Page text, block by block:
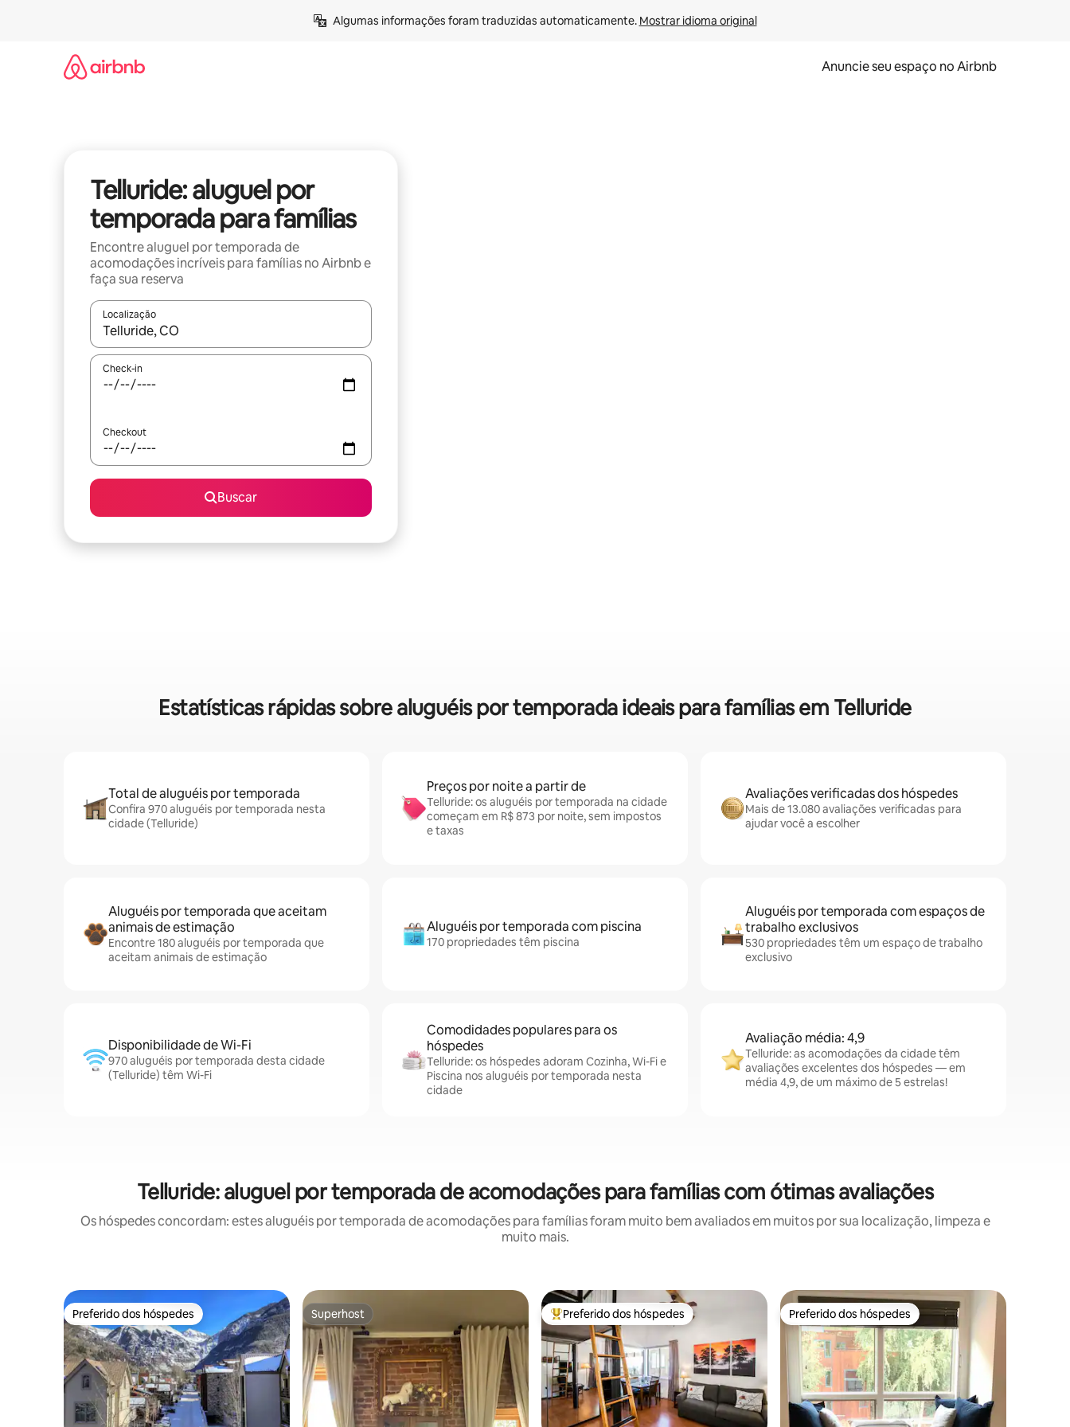
Algumas informações foram traduzidas automaticamente. Mostrar idioma original
Anuncie seu espaço no Airbnb
Telluride: aluguel por
temporada para famílias
Encontre aluguel por temporada de
acomodações incríveis para famílias no Airbnb e
faça sua reserva
Localização
Quando os resultados estiverem disponíveis, explore-os usando as seta para cima e para baixo do teclado ou tocando e deslizando o dedo na tela.
Check-in
Checkout
Buscar
Estatísticas rápidas sobre aluguéis por temporada ideais para famílias em Telluride
Total de aluguéis por temporada
Confira 970 aluguéis por temporada nesta
cidade (Telluride)
Preços por noite a partir de
Telluride: os aluguéis por temporada na cidade
começam em R$ 873 por noite, sem impostos
e taxas
Avaliações verificadas dos hóspedes
Mais de 13.080 avaliações verificadas para
ajudar você a escolher
Aluguéis por temporada que aceitam
animais de estimação
Encontre 180 aluguéis por temporada que
aceitam animais de estimação
Aluguéis por temporada com piscina
170 propriedades têm piscina
Aluguéis por temporada com espaços de
trabalho exclusivos
530 propriedades têm um espaço de trabalho
exclusivo
Disponibilidade de Wi-Fi
970 aluguéis por temporada desta cidade
(Telluride) têm Wi-Fi
Comodidades populares para os
hóspedes
Telluride: os hóspedes adoram Cozinha, Wi-Fi e
Piscina nos aluguéis por temporada nesta
cidade
Avaliação média: 4,9
Telluride: as acomodações da cidade têm
avaliações excelentes dos hóspedes — em
média 4,9, de um máximo de 5 estrelas!
Telluride: aluguel por temporada de acomodações para famílias com ótimas avaliações
Os hóspedes concordam: estes aluguéis por temporada de acomodações para famílias foram muito bem avaliados em muitos por sua localização, limpeza e
muito mais.
Preferido dos hóspedes
Preferido dos hóspedes Superhost
Superhost Entre os melhores preferidos dos hóspedes
Preferido dos hóspedes Preferido dos hóspedes
Preferido dos hóspedes